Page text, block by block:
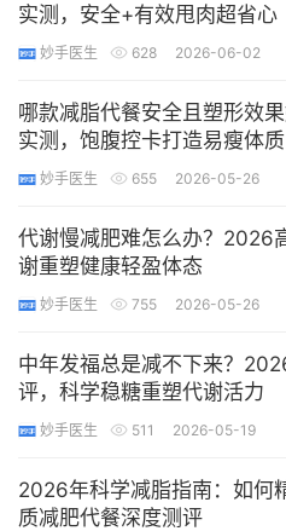
实测，安全+有效甩肉超省心
妙手医生 628 2026-06-02
哪款减脂代餐安全且塑形效
实测，饱腹控卡打造易瘦体质
妙手医生 655 2026-05-26
代谢慢减肥难怎么办？2026
谢重塑健康轻盈体态
妙手医生 755 2026-05-26
中年发福总是减不下来？
评，科学稳糖重塑代谢活力
妙手医生 511 2026-05-19
2026年科学减脂指南：如何
质减肥代餐深度测评